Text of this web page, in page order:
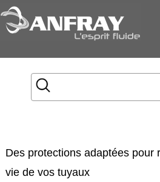
Flexibles
Onduleux
Gaines
Des protections adaptées pour
vie de vos tuyaux